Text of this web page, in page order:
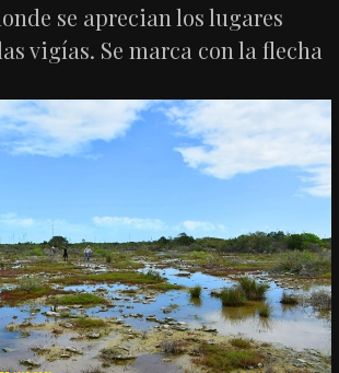
se aprecian los lugares
vigías. Se marca con la flecha